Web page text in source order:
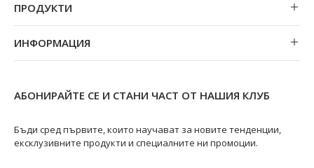
ПРОДУКТИ
Гривни
ИНФОРМАЦИЯ
Магазини
Ремонт на бижута
Видове перли
АБОНИРАЙТЕ СЕ И СТАНИ ЧАСТ ОТ НАШИЯ КЛУБ
Бъди сред първите, които научават за новите тенденции,
ексклузивните продукти и специалните ни промоции.